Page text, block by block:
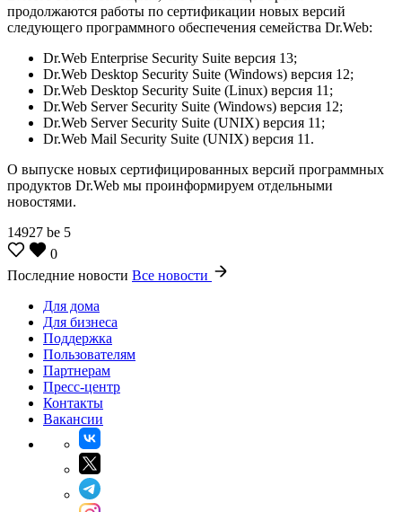
продолжаются работы по сертификации новых версий
следующего программного обеспечения семейства Dr.Web:
Dr.Web Enterprise Security Suite версия 13;
Dr.Web Desktop Security Suite (Windows) версия 12;
Dr.Web Desktop Security Suite (Linux) версия 11;
Dr.Web Server Security Suite (Windows) версия 12;
Dr.Web Server Security Suite (UNIX) версия 11;
Dr.Web Mail Security Suite (UNIX) версия 11.
О выпуске новых сертифицированных версий программных
продуктов Dr.Web мы проинформируем отдельными
новостями.
14927 be 5
0
Последние новости Все новости
Для дома
Для бизнеса
Поддержка
Пользователям
Партнерам
Пресс-центр
Контакты
Вакансии